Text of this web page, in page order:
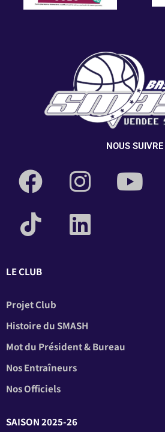
NOUS SUIVRE
LE CLUB
Projet Club
Histoire du SMASH
Mot du Président & Bureau
Nos Entraîneurs
Nos Officiels
SAISON 2025-26